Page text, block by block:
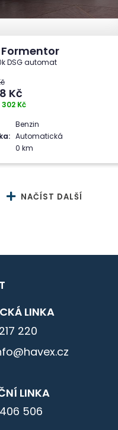
Formentor
DSG automat
Kč
Kč
Benzin
Automatická
0 km
NAČÍST DALŠÍ
LINKA
220
LINKA
506